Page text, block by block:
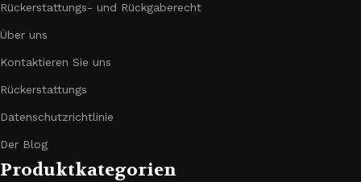
Rückerstattungs- und Rückgaberecht
Über uns
Kontaktieren Sie uns
Rückerstattungs
Datenschutzrichtlinie
Der Blog
Produktkategorien